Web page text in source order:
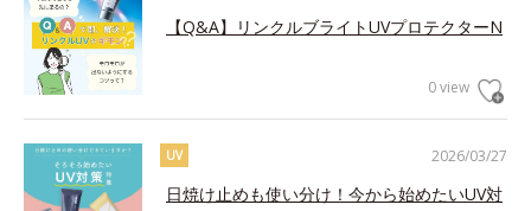
【Q&A】リンクルブライトUVプロテクターN
0 view
2026/03/27
UV
日焼け止めも使い分け！今から始めたいUV対